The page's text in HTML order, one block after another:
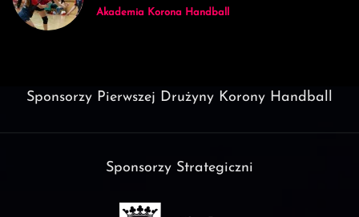
Akademia Korona Handball
Sponsorzy Pierwszej Drużyny Korony Handball
Sponsorzy Strategiczni